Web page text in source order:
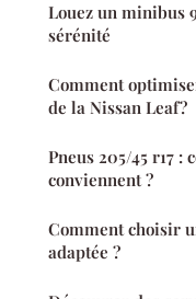
Louez un minibus
sérénité
Comment
de la Nissan Leaf?
Pneus 205/45 r17
conviennent ?
Comment choisir
adaptée ?